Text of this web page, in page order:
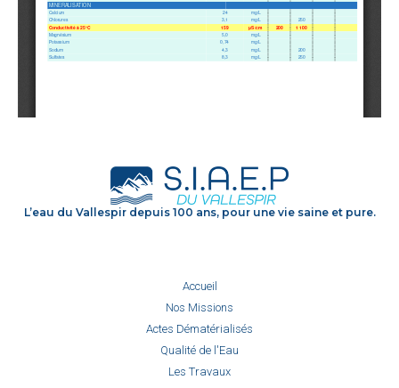
L’eau du Vallespir depuis 100 ans, pour une vie saine et pure.
Accueil
Nos Missions
Actes Dématérialisés
Qualité de l'Eau
Les Travaux